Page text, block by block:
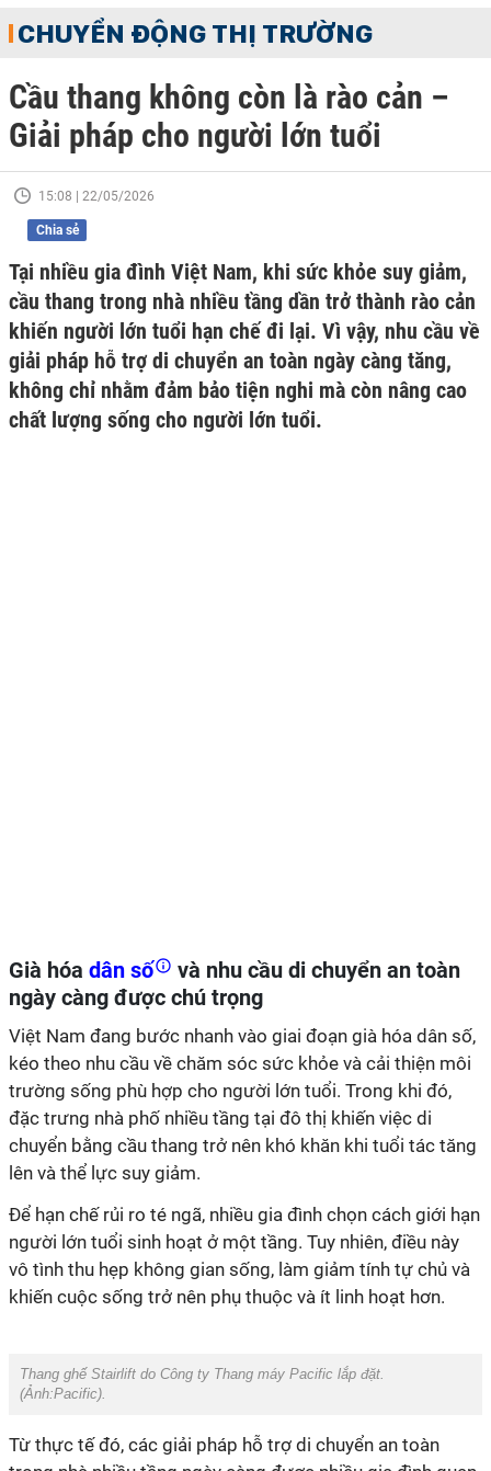
CHUYỂN ĐỘNG THỊ TRƯỜNG
Cầu thang không còn là rào cản –
Giải pháp cho người lớn tuổi
15:08 | 22/05/2026
Chia sẻ
Tại nhiều gia đình Việt Nam, khi sức khỏe suy giảm,
cầu thang trong nhà nhiều tầng dần trở thành rào cản
khiến người lớn tuổi hạn chế đi lại. Vì vậy, nhu cầu về
giải pháp hỗ trợ di chuyển an toàn ngày càng tăng,
không chỉ nhằm đảm bảo tiện nghi mà còn nâng cao
chất lượng sống cho người lớn tuổi.
Già hóa dân số và nhu cầu di chuyển an toàn
ngày càng được chú trọng
Việt Nam đang bước nhanh vào giai đoạn già hóa dân số,
kéo theo nhu cầu về chăm sóc sức khỏe và cải thiện môi
trường sống phù hợp cho người lớn tuổi. Trong khi đó,
đặc trưng nhà phố nhiều tầng tại đô thị khiến việc di
chuyển bằng cầu thang trở nên khó khăn khi tuổi tác tăng
lên và thể lực suy giảm.
Để hạn chế rủi ro té ngã, nhiều gia đình chọn cách giới hạn
người lớn tuổi sinh hoạt ở một tầng. Tuy nhiên, điều này
vô tình thu hẹp không gian sống, làm giảm tính tự chủ và
khiến cuộc sống trở nên phụ thuộc và ít linh hoạt hơn.
Thang ghế Stairlift do Công ty Thang máy Pacific lắp đặt.
(Ảnh:Pacific).
Từ thực tế đó, các giải pháp hỗ trợ di chuyển an toàn